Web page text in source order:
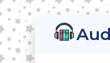
LitRPG